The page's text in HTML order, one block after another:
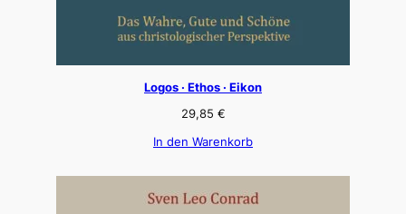
Logos · Ethos · Eikon
29,85 €
In den Warenkorb